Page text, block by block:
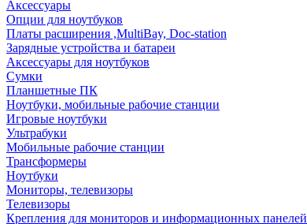
Аксессуары
Опции для ноутбуков
Платы расширения ,MultiBay, Doc-station
Зарядные устройства и батареи
Аксессуары для ноутбуков
Сумки
Планшетные ПК
Ноутбуки, мобильные рабочие станции
Игровые ноутбуки
Ультрабуки
Мобильные рабочие станции
Трансформеры
Ноутбуки
Мониторы, телевизоры
Телевизоры
Крепления для мониторов и информационных панелей